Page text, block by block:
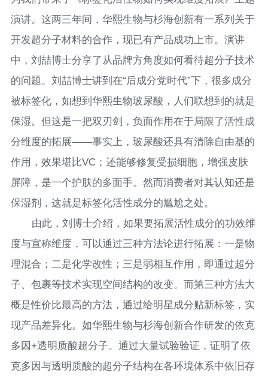
演讲。这两三年间，华熙生物与杉海创新有一系列关于
开发超分子材料的合作，现已有产品成功上市。演讲
中，刘喆博士分享了从品牌方角度如何看待超分子技术
的问题。刘喆博士讲到在“后成分党时代”下，很多成分
被标签化，如想到华熙生物玻尿酸，人们联想到的就是
保湿。但这是一把双刃剑，负面作用在于局限了活性成
分维度的拓展——事实上，玻尿酸还具有清除自由基的
作用，效果堪比VC；还能够修复受损细胞，增强皮肤
屏障，是一个护肤的多面手。然而消费者对其认知还是
保湿剂，这就是标签化活性成分的尴尬之处。
由此，刘博士介绍，如果要拓展活性成分的功效维
度与宣称维度，可以通过三种方法论进行拓展：一是物
理混合；二是化学改性；三是弱相互作用，即通过超分
子、包裹等技术实现空间结构的改变。而第三种方法大
概是性价比最高的方法，通过给明星成分贴新标签，实
现产品差异化。如华熙生物与杉海创新合作研发的依克
多因+透明质酸超分子。通过大量试验验证，证明了依
克多因与透明质酸的超分子结构在各环境体系中依旧存